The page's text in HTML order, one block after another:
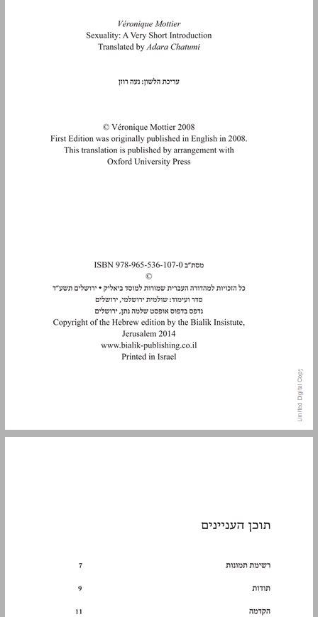
תוכן העניינים ... 5